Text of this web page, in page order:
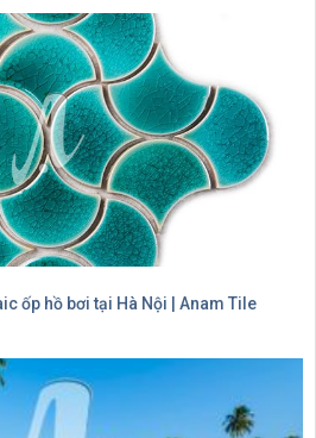
ốp hồ bơi tại Hà Nội | Anam Tile